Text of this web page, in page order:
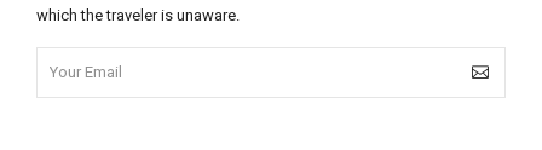
which the traveler is unaware.